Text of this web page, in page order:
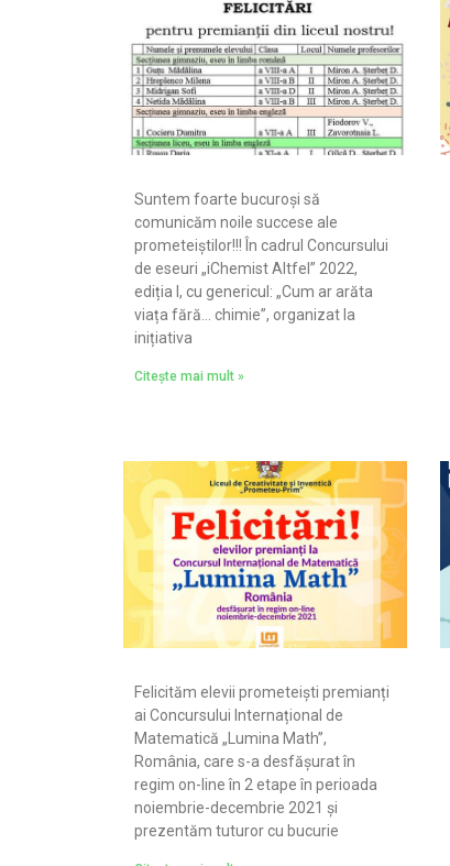
Suntem foarte bucuroși să
comunicăm noile succese ale
prometeiștilor!!! În cadrul Concursului
de eseuri „iChemist Altfel” 2022,
ediția I, cu genericul: „Cum ar arăta
viața fără… chimie”, organizat la
inițiativa
Citește mai mult »
Felicităm elevii prometeiști premianți
ai Concursului Internațional de
Matematică „Lumina Math”,
România, care s-a desfășurat în
regim on-line în 2 etape în perioada
noiembrie-decembrie 2021 și
prezentăm tuturor cu bucurie